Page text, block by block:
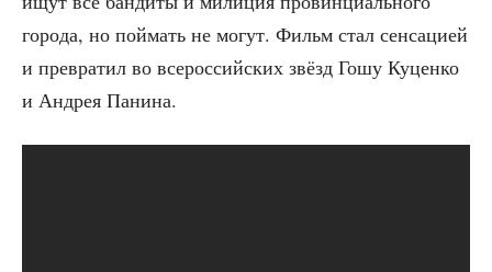
горо­да, но пой­мать не могут. Фильм стал сен­са­ци­ей
и пре­вра­тил во все­рос­сий­ских звёзд Гошу Куцен­ко
и Андрея Панина.